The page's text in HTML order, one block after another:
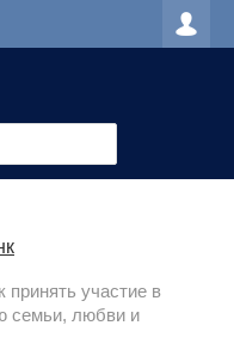
принять участие в
семьи, любви и